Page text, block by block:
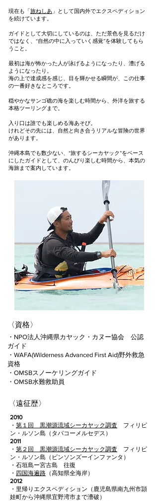
現在も「旅ねしあ 」として国内外でエクスペディション
を続けています。
ガイドとして大切にしているのは、ただ景色を見るだけ
ではなく、“自然の中に入っていく感覚”を体験してもら
うこと。
最初は海が怖かった人が泳げるようになったり、漕げる
ようになったり。
海の上で達成感を感じ、目を輝かせる瞬間が、この仕事
の一番好きなところです。
穏やかなサンゴ礁の海を楽しむ時間から、外洋を旅する
本格ツーリングまで。
入り口は誰でも楽しめる海あそび。
けれどその先には、自然と向き合うリアルな冒険の世界
があります。
沖縄本島でも数少ない、“旅するシーカヤック”をベース
にしたガイドとして、のんびり楽しむ時間から、本気の
海旅まで案内しています。
​〈資格〉
・NPO法人沖縄県カヤック・カヌー協会 公認
ガイド
・WAFA(Wilderness Advanced First Aid)野外救急
資格
・OMSBスノーケリングガイド
・​OMSB水難救助員
​〈遠征歴〉
2010
・ 第１回 黒潮源流域シーカヤック調査 フィリピ
ン・ルソン島（タバコーメルセデス）
2011
・ 第２回 黒潮源流域シーカヤック調査 フィリピ
ン・ルソン島（ビンソンズーインファンタ）
・石垣島ー宮古島 往復
・ 四国海遍路 （高知県全海岸）
2012
・里帰りエクスペディション（鹿児島県南九州市頴
娃町から沖縄県宜野湾市まで漕破）